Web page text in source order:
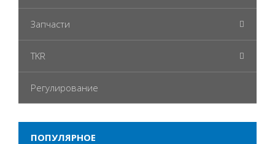
Запчасти
TKR
Регулирование
ПОПУЛЯРНОЕ